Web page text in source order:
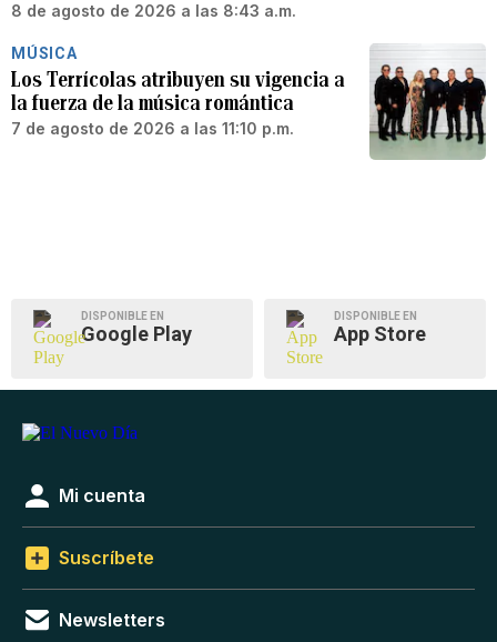
8 de agosto de 2026 a las 8:43 a.m.
MÚSICA
Los Terrícolas atribuyen su vigencia a
la fuerza de la música romántica
7 de agosto de 2026 a las 11:10 p.m.
DISPONIBLE EN
Google Play
DISPONIBLE EN
App Store
Mi cuenta
Suscríbete
Newsletters